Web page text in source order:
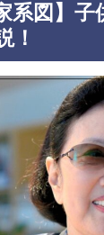
系図】子
！